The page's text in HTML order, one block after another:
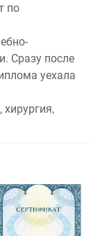
по
Сразу после
уехала